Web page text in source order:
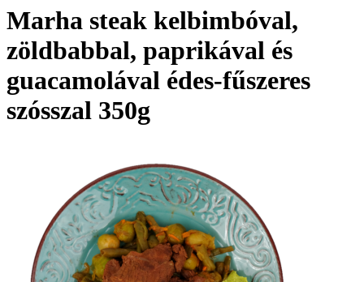
Marha steak kelbimbóval,
zöldbabbal, paprikával és
guacamolával édes-fűszeres
szósszal 350g